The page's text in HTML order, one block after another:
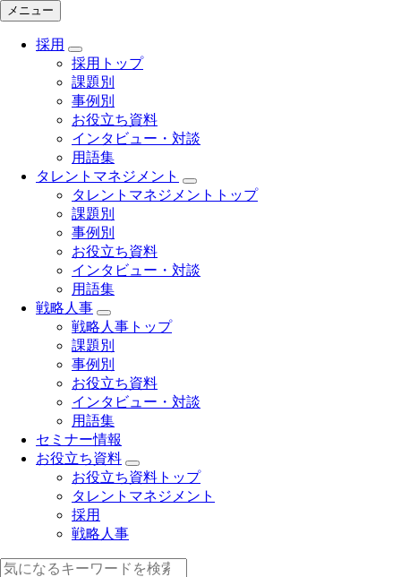
メニュー
採用
採用トップ
課題別
事例別
お役立ち資料
インタビュー・対談
用語集
タレントマネジメント
タレントマネジメントトップ
課題別
事例別
お役立ち資料
インタビュー・対談
用語集
戦略人事
戦略人事トップ
課題別
事例別
お役立ち資料
インタビュー・対談
用語集
セミナー情報
お役立ち資料
お役立ち資料トップ
タレントマネジメント
採用
戦略人事